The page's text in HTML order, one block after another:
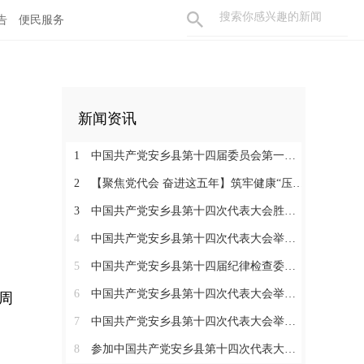
便民服务
新闻资讯
1 中国共产党安乡县第十四届委员会第一次全体会议召开
2 【聚焦党代会 奋进这五年】筑牢健康“压舱石” 书写安乡“大民生”
3 中国共产党安乡县第十四次代表大会胜利闭幕
4 中国共产党安乡县第十四次代表大会举行主席团第七次会议
5 中国共产党安乡县第十四届纪律检查委员会第一次全体会议召开
6 中国共产党安乡县第十四次代表大会举行主席团常务委员会第三次会议
7 中国共产党安乡县第十四次代表大会举行第三次全体会议
8 参加中国共产党安乡县第十四次代表大会代表分组讨论县委工作报告和县纪委工作报告